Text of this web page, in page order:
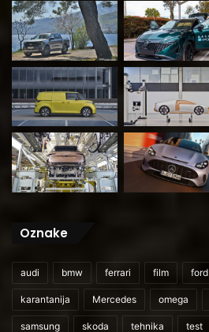
Oznake
audi bmw ferrari film ford
karantanija Mercedes omega
samsung skoda tehnika test